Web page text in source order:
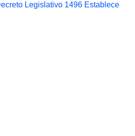
Legislativo 1496 Establece